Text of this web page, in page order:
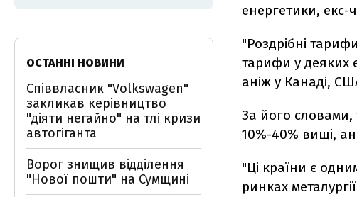
енергетики, екс-
"Роздрібні
тарифи у деяких
аніж у Канаді,
За його словами,
10%-40% вищі,
"Ці країни є
ринках
ОСТАННІ НОВИНИ
Співвласник "Volkswagen"
закликав керівництво
"діяти негайно" на тлі кризи
автогіганта
Ворог знищив відділення
"Нової пошти" на Сумщині